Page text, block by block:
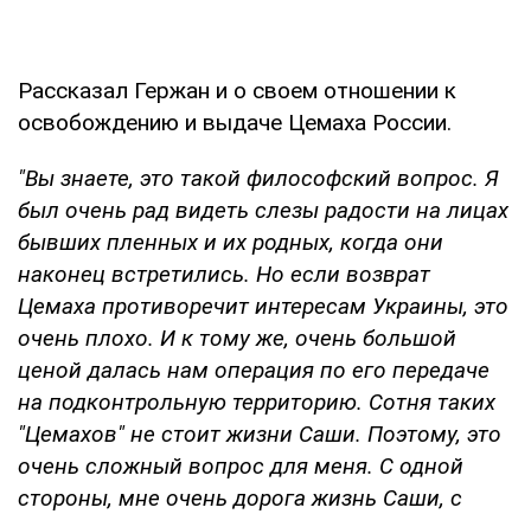
Рассказал Гержан и о своем отношении к
освобождению и выдаче Цемаха России.
"Вы знаете, это такой философский вопрос. Я
был очень рад видеть слезы радости на лицах
бывших пленных и их родных, когда они
наконец встретились. Но если возврат
Цемаха противоречит интересам Украины, это
очень плохо. И к тому же, очень большой
ценой далась нам операция по его передаче
на подконтрольную территорию. Сотня таких
"Цемахов" не стоит жизни Саши. Поэтому, это
очень сложный вопрос для меня. С одной
стороны, мне очень дорога жизнь Саши, с